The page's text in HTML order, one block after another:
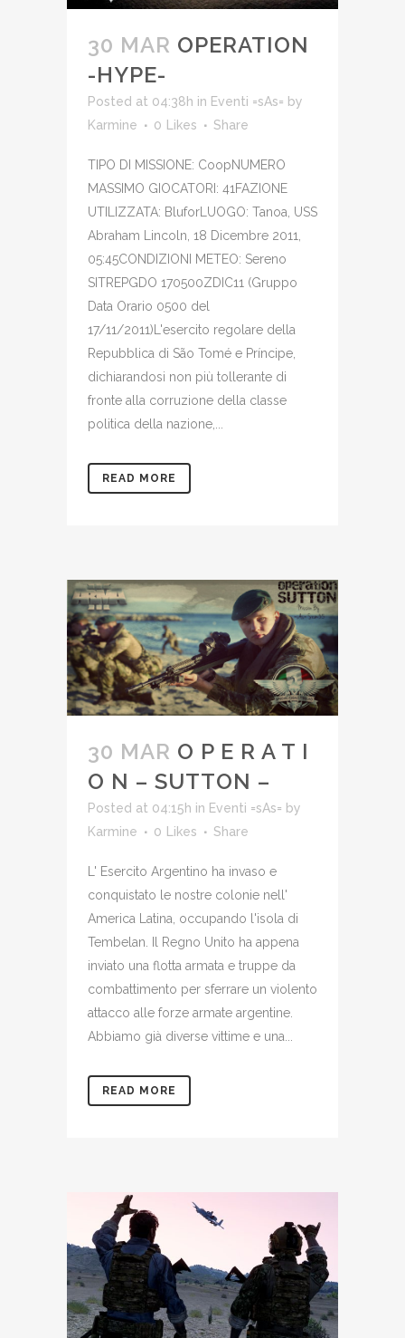
30 MAR OPERATION
-HYPE-
Posted at 04:38h in Eventi =sAs= by
Karmine
0 Likes Share
TIPO DI MISSIONE: CoopNUMERO
MASSIMO GIOCATORI: 41FAZIONE
UTILIZZATA: BluforLUOGO: Tanoa, USS
Abraham Lincoln, 18 Dicembre 2011,
05:45CONDIZIONI METEO: Sereno
SITREPGDO 170500ZDIC11 (Gruppo
Data Orario 0500 del
17/11/2011)L'esercito regolare della
Repubblica di São Tomé e Príncipe,
dichiarandosi non più tollerante di
fronte alla corruzione della classe
politica della nazione,...
READ MORE
30 MAR O P E R A T I
O N – SUTTON –
Posted at 04:15h in Eventi =sAs= by
Karmine
0 Likes Share
L' Esercito Argentino ha invaso e
conquistato le nostre colonie nell'
America Latina, occupando l'isola di
Tembelan. Il Regno Unito ha appena
inviato una flotta armata e truppe da
combattimento per sferrare un violento
attacco alle forze armate argentine.
Abbiamo già diverse vittime e una...
READ MORE